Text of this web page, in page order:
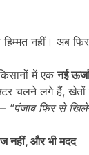
हिम्मत नहीं। अब
में एकनई
चलने लगे हैं,
“पंजाब फिर से
नहीं, और भी मदद